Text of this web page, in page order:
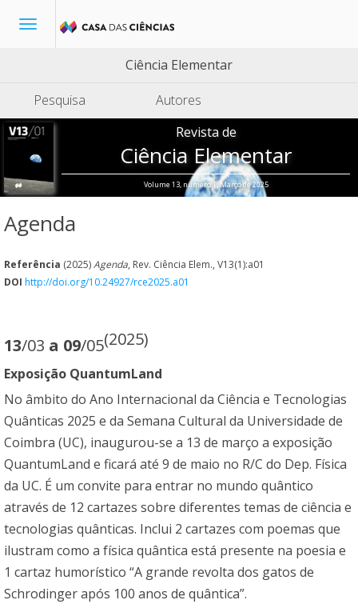
Toggle
Ciência Elementar
Pesquisa
Autores
Revista de
Ciência Elementar
Volume 13, número 1, Março de 2025
Agenda
Referência (2025)Agenda, Rev. Ciência Elem., V13(1):a01
DOI http://doi.org/10.24927/rce2025.a01
13/03 a 09/05(2025)
Exposição QuantumLand
No âmbito do Ano Internacional da Ciência e Tecnologias
Quânticas 2025 e da Semana Cultural da Universidade de
Coimbra (UC), inaugurou-se a 13 de março a exposição
QuantumLand e ficará até 9 de maio no R/C do Dep. Física
da UC. É um convite para entrar no mundo quântico
através de 12 cartazes sobre diferentes temas de ciência e
tecnologias quânticas. Inclui 2 cartazes com poemas que
ilustram como a física quântica está presente na poesia e
1 cartaz humorístico “A grande revolta dos gatos de
Schrodinger após 100 anos de quântica”.